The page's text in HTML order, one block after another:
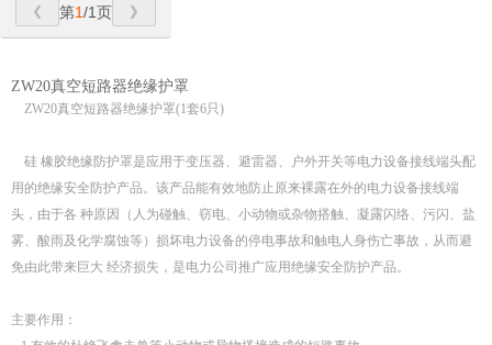
第1/1页
ZW20真空短路器绝缘护罩
ZW20真空短路器绝缘护罩(1套6只)
硅 橡胶绝缘防护罩是应用于变压器、避雷器、户外开关等电力设备接线端头配
用的绝缘安全防护产品。该产品能有效地防止原来裸露在外的电力设备接线端
头，由于各 种原因（人为碰触、窃电、小动物或杂物搭触、凝露闪络、污闪、盐
雾、酸雨及化学腐蚀等）损坏电力设备的停电事故和触电人身伤亡事故，从而避
免由此带来巨大 经济损失，是电力公司推广应用绝缘安全防护产品。
主要作用：